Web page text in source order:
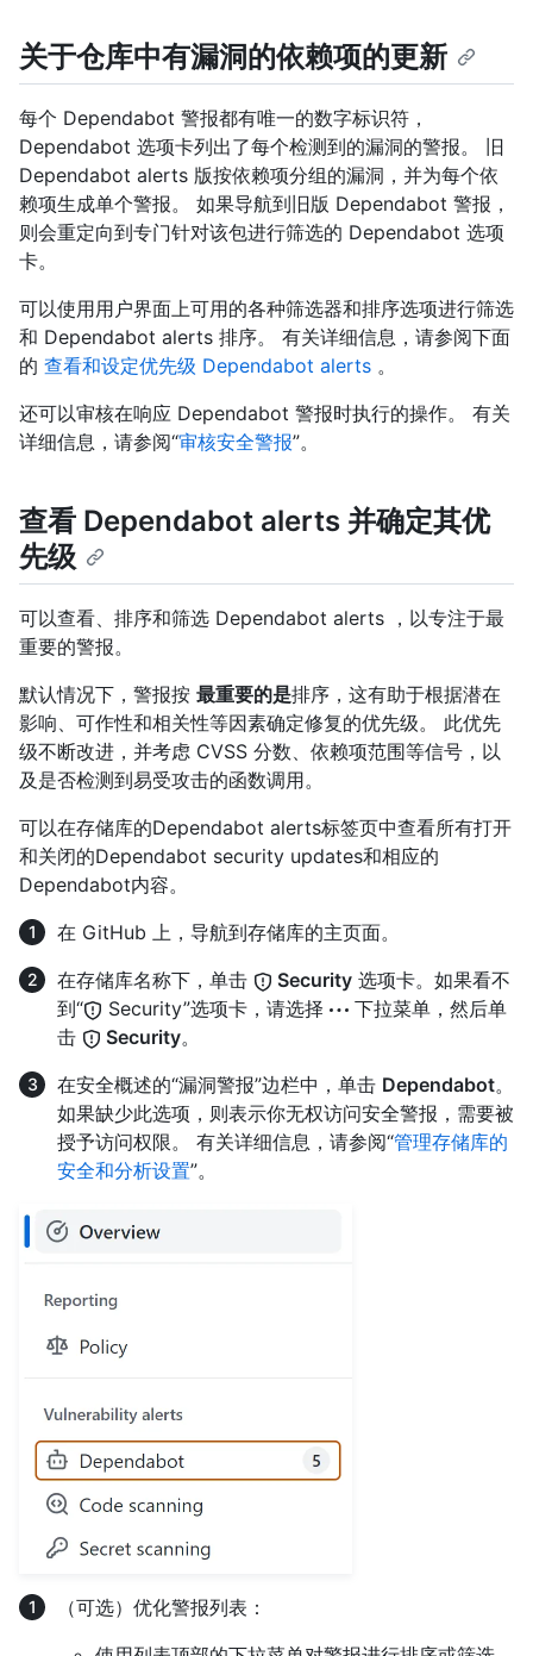
关于仓库中有漏洞的依赖项的更新
每个 Dependabot 警报都有唯一的数字标识符，
Dependabot 选项卡列出了每个检测到的漏洞的警报。 旧
Dependabot alerts 版按依赖项分组的漏洞，并为每个依
赖项生成单个警报。 如果导航到旧版 Dependabot 警报，
则会重定向到专门针对该包进行筛选的 Dependabot 选项
卡。
可以使用用户界面上可用的各种筛选器和排序选项进行筛选
和 Dependabot alerts 排序。 有关详细信息，请参阅下面
的 查看和设定优先级 Dependabot alerts 。
还可以审核在响应 Dependabot 警报时执行的操作。 有关
详细信息，请参阅“审核安全警报”。
查看 Dependabot alerts 并确定其优
先级
可以查看、排序和筛选 Dependabot alerts ，以专注于最
重要的警报。
默认情况下，警报按 最重要的是排序，这有助于根据潜在
影响、可作性和相关性等因素确定修复的优先级。 此优先
级不断改进，并考虑 CVSS 分数、依赖项范围等信号，以
及是否检测到易受攻击的函数调用。
可以在存储库的Dependabot alerts标签页中查看所有打开
和关闭的Dependabot security updates和相应的
Dependabot内容。
在 GitHub 上，导航到存储库的主页面。
在存储库名称下，单击
Security 选项卡。如果看不
到“
Security”选项卡，请选择
下拉菜单，然后单
击
Security。
在安全概述的“漏洞警报”边栏中，单击 Dependabot。
如果缺少此选项，则表示你无权访问安全警报，需要被
授予访问权限。 有关详细信息，请参阅“管理存储库的
安全和分析设置”。
（可选）优化警报列表：